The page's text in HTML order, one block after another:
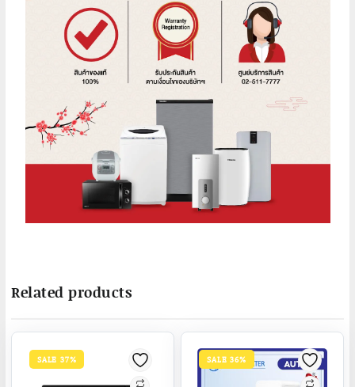
Related products
SALE 37% SALE 36%